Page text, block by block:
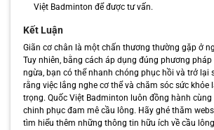
Việt Badminton để được tư vấn.
Kết Luận
Giãn cơ chân là một chấn thương thường gặp ở
Tuy nhiên, bằng cách áp dụng đúng phương
ngừa, bạn có thể nhanh chóng phục hồi và trở lại
rằng việc lắng nghe cơ thể và chăm sóc sức khỏe
trọng. Quốc Việt Badminton luôn đồng hành
chinh phục đam mê cầu lông. Hãy ghé thăm
tìm hiểu thêm những thông tin hữu ích về cầu